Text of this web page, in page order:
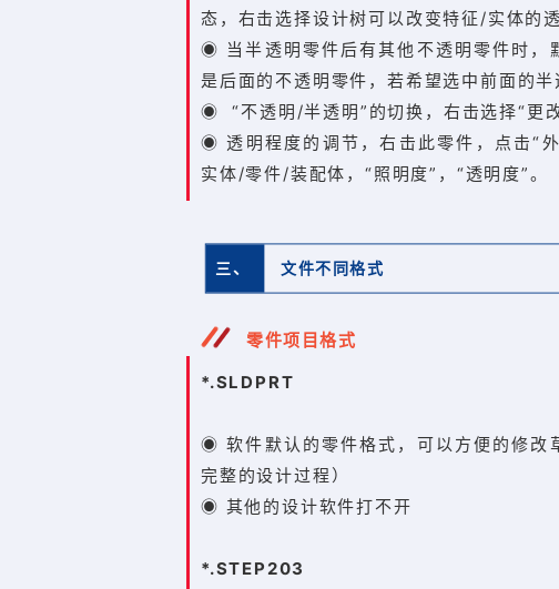
态，右击选择设计树可以改变特征/实体的透
◉ 当半透明零件后有其他不透明零件时，
是后面的不透明零件，若希望选中前面的
◉ “不透明/半透明”的切换，右击选择“更改
◉ 透明程度的调节，右击此零件，点击“
实体/零件/装配体，“照明度”，“透明度”。
三、 文件不同格式
零件项目格式
*.SLDPRT
◉ 软件默认的零件格式，可以方便的修改
完整的设计过程）
◉ 其他的设计软件打不开
*.STEP203